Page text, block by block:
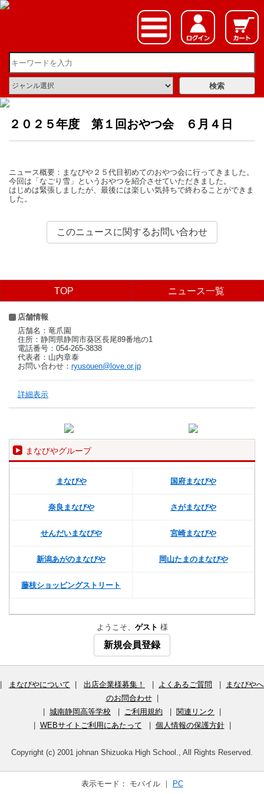
２０２５年度 第１回おやつ会 ６月４日
ニュース概要：まなびや２５代目初めてのおやつ会に行ってきました。
今回は「なごり雪」というおやつを紹介させていただきました。
はじめは緊張しましたが、最後には楽しい気持ちで終わることができま
した。
TOP ニュース一覧
店舗情報
店舗名：竜爪園
住所：静岡県静岡市葵区長尾89番地の1
電話番号：054-265-3838
代表者：山内章泰
お問い合わせ： ryusouen@love.or.jp
詳細表示
まなびやグループ
まなびや 国府まなびや
奈良まなびや さがまなびや
せんだいまなびや 宮崎まなびや
新潟あがのまなびや 岡山たまのまなびや
藤枝ショッピングストリート
ようこそ、 ゲスト 様
新規会員登録
まなびやについて 出店企業様募集！ よくあるご質問
まなびやへ
のお問合わせ|
城南静岡高等学校 ご利用規約 関連リンク
WEBサイトご利用にあたって 個人情報の保護方針|
Copyright (c) 2001 johnan Shizuoka High School., All Rights Reserved.
表示モード： モバイル ｜ PC